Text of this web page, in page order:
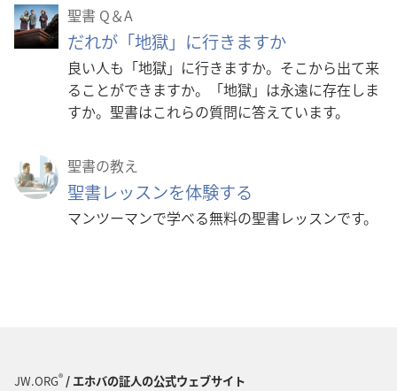
聖書 Q＆A
だれが「地獄」に行きますか
良い人も「地獄」に行きますか。そこから出て来
ることができますか。「地獄」は永遠に存在しま
すか。聖書はこれらの質問に答えています。
聖書の教え
聖書レッスンを体験する
マンツーマンで学べる無料の聖書レッスンです。
JW.ORG®/ エホバの証人の公式ウェブサイト